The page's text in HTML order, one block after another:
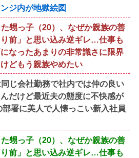
ジ内が地獄絵図
甥っ子（20）、なぜか親族の善
前」と思い込み逆ギレ…仕事も
なったあまりの非常識さに限界
どもう親族やめたい
同じ会社勤務で社内では仲の良い
だけど最近夫の態度に不快感が
署に美人で人懐っこい新入社員
甥っ子（20）、なぜか親族の善
前」と思い込み逆ギレ…仕事も